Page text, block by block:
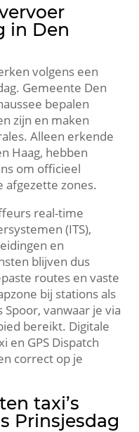
in Den
volgens een
Gemeente Den
bepalen
zijn en maken
Alleen erkende
Haag, hebben
om officieel
afgezette zones.
real-time
(ITS),
en
blijven dus
routes en vaste
bij stations als
vanwaar je via
bereikt. Digitale
en GPS Dispatch
correct op je
taxi’s
Prinsjesdag